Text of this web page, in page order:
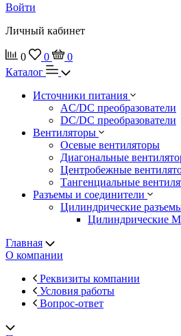
Войти
Личный кабинет
0 0
0
Каталог
Источники питания
AC/DC преобразователи
DC/DC преобразователи
Вентиляторы
Осевые вентиляторы
Диагональные
Центробежные
Тангенциальные
Разъемы и соединители
Цилиндрические
Цилиндрические
Главная
О компании
Реквизиты компании
Условия работы
Вопрос-ответ